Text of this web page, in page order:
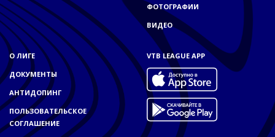
ФОТОГРАФИИ
ВИДЕО
О ЛИГЕ
ДОКУМЕНТЫ
АНТИДОПИНГ
ПОЛЬЗОВАТЕЛЬСКОЕ
СОГЛАШЕНИЕ
VTB LEAGUE APP